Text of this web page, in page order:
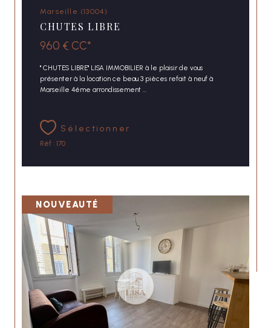
Marseille (13004)
CHUTES LIBRE
960 € CC*
" CHUTES LIBRE" LISA IMMOBILIER à le plaisir de vous
présenter à la location ce beau 3 pièces refait à neuf à
Marseille 4éme arrondissement ...
Sélectionner
Réf : 170
NOUVEAUTÉ